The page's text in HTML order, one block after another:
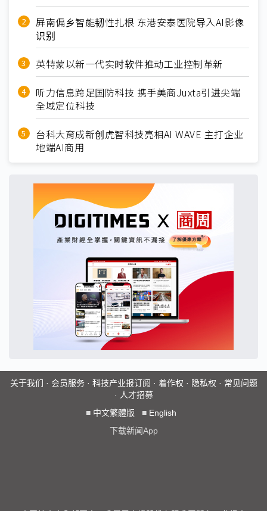
屏南偏乡智能韧性扎根 东港安泰医院导入AI影像
识别
英特蒙以新一代实时软件推动工业控制革新
昕力信息跨足国防科技 携手美商Juxta引进尖端
全域定位科技
台科大育成新创虎智科技亮相AI WAVE 主打企业
地端AI商用
关于我们 · 会员服务· 科技产业报订阅 · 着作权 · 隐私权 · 常见问题
· 人才招募
■ 中文繁體版 ■ English
下载新闻App